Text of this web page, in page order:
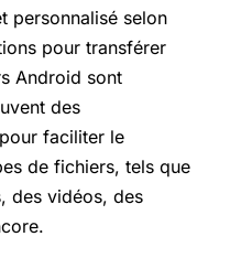
personnalisé selon
pour transférer
Android sont
des
faciliter le
de fichiers, tels que
des vidéos, des